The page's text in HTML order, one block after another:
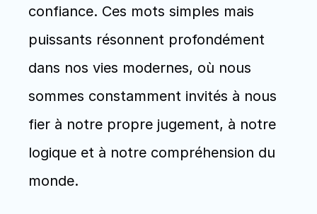
confiance. Ces mots simples mais
puissants résonnent profondément
dans nos vies modernes, où nous
sommes constamment invités à nous
fier à notre propre jugement, à notre
logique et à notre compréhension du
monde.